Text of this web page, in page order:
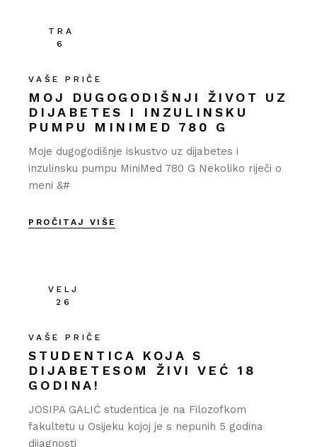
TRA
6
VAŠE PRIČE
MOJ DUGOGODIŠNJI ŽIVOT UZ
DIJABETES I INZULINSKU
PUMPU MINIMED 780 G
Moje dugogodišnje iskustvo uz dijabetes i
inzulinsku pumpu MiniMed 780 G Nekoliko riječi o
meni &#
PROČITAJ VIŠE
VELJ
26
VAŠE PRIČE
STUDENTICA KOJA S
DIJABETESOM ŽIVI VEĆ 18
GODINA!
JOSIPA GALIĆ studentica je na Filozofkom
fakultetu u Osijeku kojoj je s nepunih 5 godina
dijagnosti